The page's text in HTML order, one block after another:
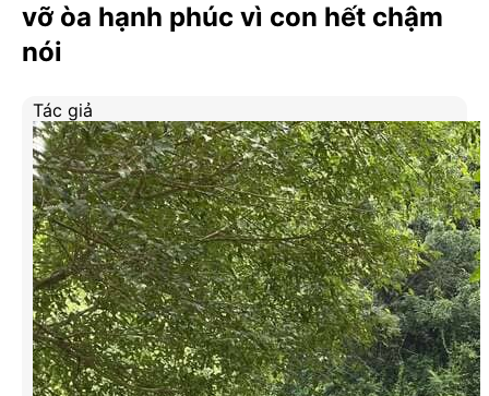
vỡ òa hạnh phúc vì con hết chậm
nói
Tác giả